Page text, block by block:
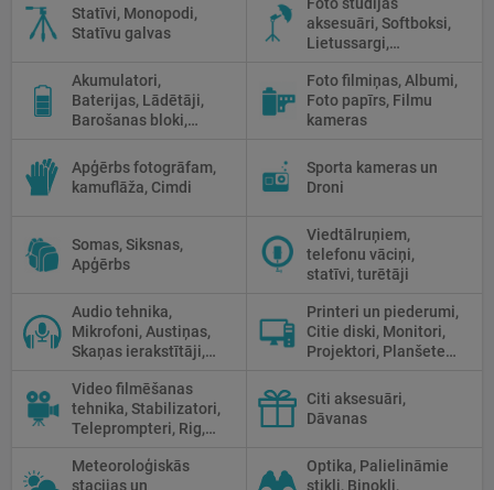
Prožektori,
Fluorescējošās,
Halogānās
Statīvi, Monopodi,
Statīvu galvas
Foto studijas
aksesuāri, Softboksi,
Lietussargi,
Priekšmetu galdi
Akumulatori,
Baterijas, Lādētāji,
Barošanas bloki,
Foto filmiņas, Albumi,
Foto papīrs, Filmu
kameras
Apģērbs fotogrāfam,
kamuflāža, Cimdi
Sporta kameras un
Droni
Somas, Siksnas,
Apģērbs
Viedtālruņiem,
telefonu vāciņi,
statīvi, turētāji
Audio tehnika,
Mikrofoni, Austiņas,
Skaņas ierakstītāji,
Printeri un piederumi,
Citie diski, Monitori,
Projektori, Planšetes,
Video filmēšanas
tehnika, Stabilizatori,
Teleprompteri, Rig,
Citi aksesuāri,
Dāvanas
Meteoroloģiskās
stacijas un
Optika, Palielināmie
stikli, Binokļi,